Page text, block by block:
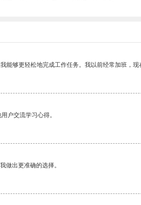
能够更轻松地完成工作任务。我以前经常加班，
户交流学习心得。
做出更准确的选择。